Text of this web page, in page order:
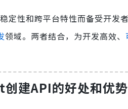
定性和跨平台特性而备受开
领域。两者结合，为开发高效、
建API的好处和优势